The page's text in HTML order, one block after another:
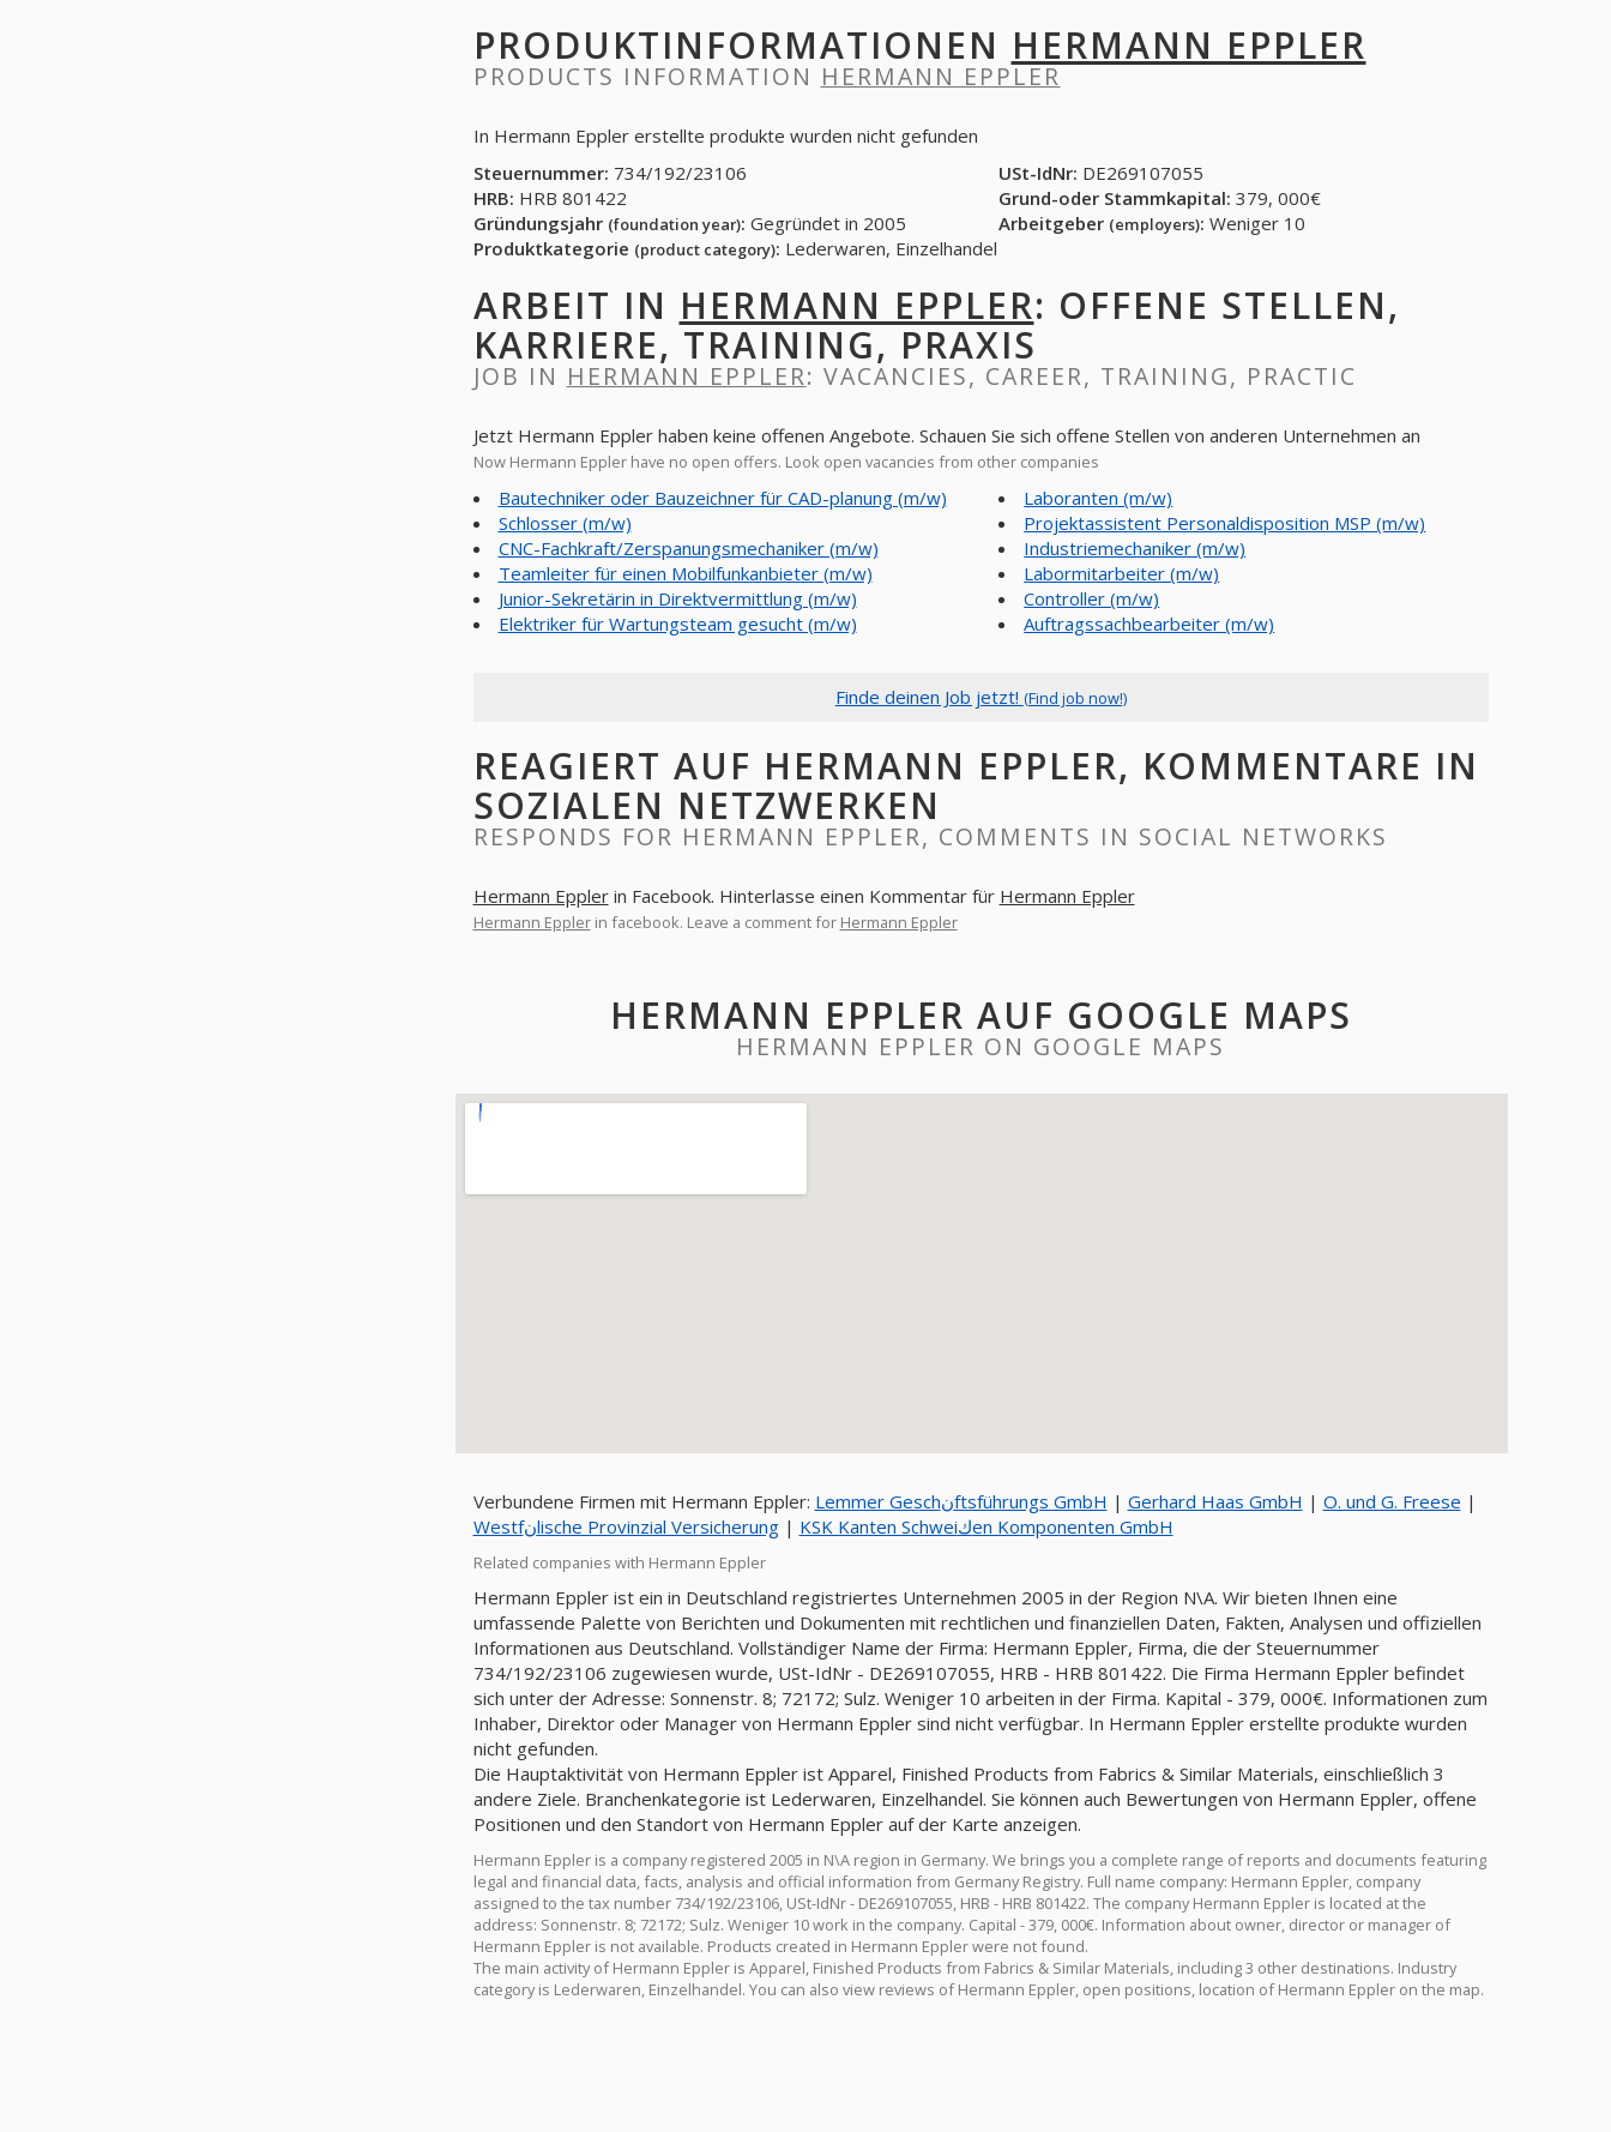
PRODUKTINFORMATIONEN HERMANN EPPLER
PRODUCTS INFORMATION HERMANN EPPLER
In Hermann Eppler erstellte produkte wurden nicht gefunden
Steuernummer: 734/192/23106 USt-IdNr: DE269107055
HRB: HRB 801422 Grund-oder Stammkapital: 379, 000€
Gründungsjahr (foundation year): Gegründet in 2005 Arbeitgeber (employers): Weniger 10
Produktkategorie (product category): Lederwaren, Einzelhandel
ARBEIT IN HERMANN EPPLER: OFFENE STELLEN,
KARRIERE, TRAINING, PRAXIS
JOB IN HERMANN EPPLER: VACANCIES, CAREER, TRAINING, PRACTIC
Jetzt Hermann Eppler haben keine offenen Angebote. Schauen Sie sich offene Stellen von anderen Unternehmen an
Now Hermann Eppler have no open offers. Look open vacancies from other companies
Bautechniker oder Bauzeichner für CAD-planung (m/w)
Schlosser (m/w)
CNC-Fachkraft/Zerspanungsmechaniker (m/w)
Teamleiter für einen Mobilfunkanbieter (m/w)
Junior-Sekretärin in Direktvermittlung (m/w)
Elektriker für Wartungsteam gesucht (m/w)
Laboranten (m/w)
Projektassistent Personaldisposition MSP (m/w)
Industriemechaniker (m/w)
Labormitarbeiter (m/w)
Controller (m/w)
Auftragssachbearbeiter (m/w)
Finde deinen Job jetzt! (Find job now!)
REAGIERT AUF HERMANN EPPLER, KOMMENTARE IN
SOZIALEN NETZWERKEN
RESPONDS FOR HERMANN EPPLER, COMMENTS IN SOCIAL NETWORKS
Hermann Epplerin Facebook. Hinterlasse einen Kommentar für Hermann Eppler
Hermann Epplerin facebook. Leave a comment for Hermann Eppler
HERMANN EPPLER AUF GOOGLE MAPS
HERMANN EPPLER ON GOOGLE MAPS
Verbundene Firmen mit Hermann Eppler: Lemmer Geschنftsführungs GmbH | Gerhard Haas GmbH | O. und G. Freese |
Westfنlische Provinzial Versicherung| KSK Kanten Schweiكen Komponenten GmbH
Related companies with Hermann Eppler
Hermann Eppler ist ein in Deutschland registriertes Unternehmen 2005 in der Region N\A. Wir bieten Ihnen eine
umfassende Palette von Berichten und Dokumenten mit rechtlichen und finanziellen Daten, Fakten, Analysen und offiziellen
Informationen aus Deutschland. Vollständiger Name der Firma: Hermann Eppler, Firma, die der Steuernummer
734/192/23106 zugewiesen wurde, USt-IdNr - DE269107055, HRB - HRB 801422. Die Firma Hermann Eppler befindet
sich unter der Adresse: Sonnenstr. 8; 72172; Sulz. Weniger 10 arbeiten in der Firma. Kapital - 379, 000€. Informationen zum
Inhaber, Direktor oder Manager von Hermann Eppler sind nicht verfügbar. In Hermann Eppler erstellte produkte wurden
nicht gefunden.
Die Hauptaktivität von Hermann Eppler ist Apparel, Finished Products from Fabrics & Similar Materials, einschließlich 3
andere Ziele. Branchenkategorie ist Lederwaren, Einzelhandel. Sie können auch Bewertungen von Hermann Eppler, offene
Positionen und den Standort von Hermann Eppler auf der Karte anzeigen.
Hermann Eppler is a company registered 2005 in N\A region in Germany. We brings you a complete range of reports and documents featuring
legal and financial data, facts, analysis and official information from Germany Registry. Full name company: Hermann Eppler, company
assigned to the tax number 734/192/23106, USt-IdNr - DE269107055, HRB - HRB 801422. The company Hermann Eppler is located at the
address: Sonnenstr. 8; 72172; Sulz. Weniger 10 work in the company. Capital - 379, 000€. Information about owner, director or manager of
Hermann Eppler is not available. Products created in Hermann Eppler were not found.
The main activity of Hermann Eppler is Apparel, Finished Products from Fabrics & Similar Materials, including 3 other destinations. Industry
category is Lederwaren, Einzelhandel. You can also view reviews of Hermann Eppler, open positions, location of Hermann Eppler on the map.